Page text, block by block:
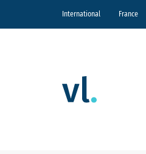
International France